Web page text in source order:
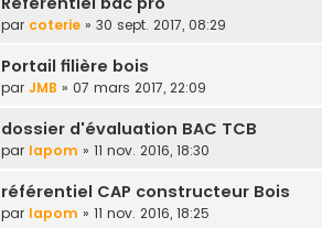
par coterie » 30 sept. 2017, 08:29
Portail filière bois
par JMB » 07 mars 2017, 22:09
dossier d'évaluation BAC TCB
par lapom » 11 nov. 2016, 18:30
référentiel CAP constructeur Bois
par lapom » 11 nov. 2016, 18:25